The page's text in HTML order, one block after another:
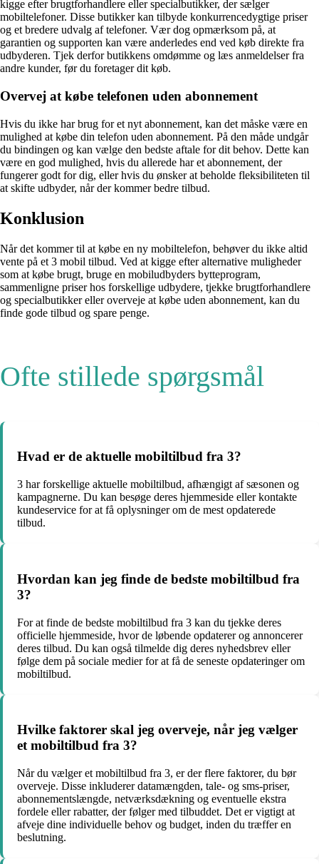
kigge efter brugtforhandlere eller specialbutikker, der sælger
mobiltelefoner. Disse butikker kan tilbyde konkurrencedygtige priser
og et bredere udvalg af telefoner. Vær dog opmærksom på, at
garantien og supporten kan være anderledes end ved køb direkte fra
udbyderen. Tjek derfor butikkens omdømme og læs anmeldelser fra
andre kunder, før du foretager dit køb.
Overvej at købe telefonen uden abonnement
Hvis du ikke har brug for et nyt abonnement, kan det måske være en
mulighed at købe din telefon uden abonnement. På den måde undgår
du bindingen og kan vælge den bedste aftale for dit behov. Dette kan
være en god mulighed, hvis du allerede har et abonnement, der
fungerer godt for dig, eller hvis du ønsker at beholde fleksibiliteten til
at skifte udbyder, når der kommer bedre tilbud.
Konklusion
Når det kommer til at købe en ny mobiltelefon, behøver du ikke altid
vente på et 3 mobil tilbud. Ved at kigge efter alternative muligheder
som at købe brugt, bruge en mobiludbyders bytteprogram,
sammenligne priser hos forskellige udbydere, tjekke brugtforhandlere
og specialbutikker eller overveje at købe uden abonnement, kan du
finde gode tilbud og spare penge.
Ofte stillede spørgsmål
Hvad er de aktuelle mobiltilbud fra 3?
3 har forskellige aktuelle mobiltilbud, afhængigt af sæsonen og
kampagnerne. Du kan besøge deres hjemmeside eller kontakte
kundeservice for at få oplysninger om de mest opdaterede
tilbud.
Hvordan kan jeg finde de bedste mobiltilbud fra
3?
For at finde de bedste mobiltilbud fra 3 kan du tjekke deres
officielle hjemmeside, hvor de løbende opdaterer og annoncerer
deres tilbud. Du kan også tilmelde dig deres nyhedsbrev eller
følge dem på sociale medier for at få de seneste opdateringer om
mobiltilbud.
Hvilke faktorer skal jeg overveje, når jeg vælger
et mobiltilbud fra 3?
Når du vælger et mobiltilbud fra 3, er der flere faktorer, du bør
overveje. Disse inkluderer datamængden, tale- og sms-priser,
abonnementslængde, netværksdækning og eventuelle ekstra
fordele eller rabatter, der følger med tilbuddet. Det er vigtigt at
afveje dine individuelle behov og budget, inden du træffer en
beslutning.